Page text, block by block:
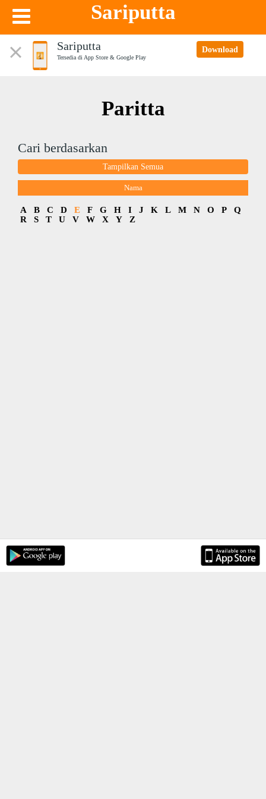
Sariputta
Sariputta
Tersedia di App Store & Google Play
Download
Paritta
Cari berdasarkan
Tampilkan Semua
Nama
A B C D E F G H I J K L M N O P
Q
R
S T U V W X Y Z